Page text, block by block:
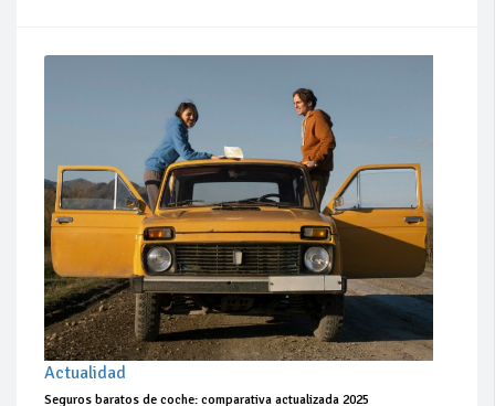
Actualidad
Seguros baratos de coche: comparativa actualizada 2025